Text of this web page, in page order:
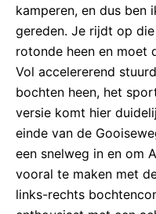
kamperen, en dus ben
gereden. Je rijdt op
rotonde heen en moet
Vol accelererend
bochten heen, het
versie komt hier
einde van de
een snelweg in en om
vooral te maken met
links-rechts